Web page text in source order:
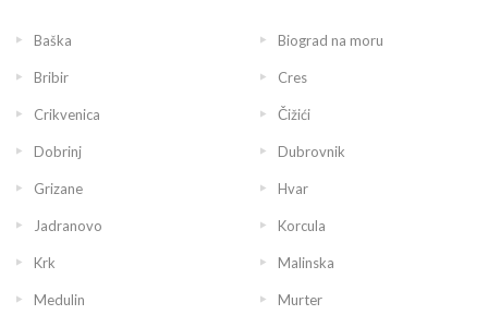
Baška Biograd na moru
Bribir Cres
Crikvenica Čižići
Dobrinj Dubrovnik
Grizane Hvar
Jadranovo Korcula
Krk Malinska
Medulin Murter